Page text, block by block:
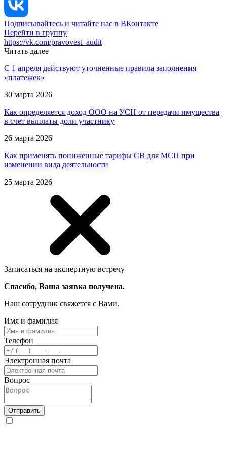
Подписывайтесь и читайте нас в ВКонтакте
Перейти в группу
https://vk.com/pravovest_audit
Читать далее
С 1 апреля действуют уточненные правила заполнения
«платежек»
30 марта 2026
Как определяется доход ООО на УСН от передачи имущества
в счет выплаты доли участнику
26 марта 2026
Как применять пониженные тарифы СВ для МСП при
изменении вида деятельности
25 марта 2026
Записаться на экспертную встречу
Спасибо, Ваша заявка получена.
Наш сотрудник свяжется с Вами.
Имя и фамилия
Телефон
Электронная почта
Вопрос
Отправить